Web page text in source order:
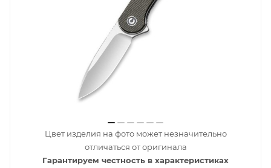
Цвет изделия на фото может незначительно
отличаться от оригинала
Гарантируем честность в характеристиках